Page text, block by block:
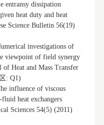
entransy dissipation
heat duty and heat
Science Bulletin 56(19)
investigations of
viewpoint of field synergy
Heat and Mass Transfer
: Q1)
influence of viscous
heat exchangers
Sciences 54(5) (2011)